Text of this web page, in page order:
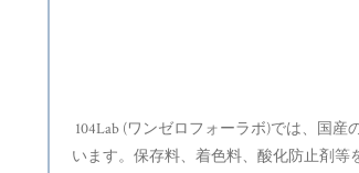
104Lab (ワンゼロフォーラボ)では、国
います。保存料、着色料、酸化防止剤